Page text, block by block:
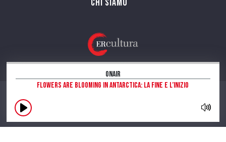
OnAir
Flowers are blooming in Antarctica: la fine e l’inizio
Chi siamo